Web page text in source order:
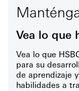
Vea lo que
Vea lo que
para su
de aprendizaje
habilidades a